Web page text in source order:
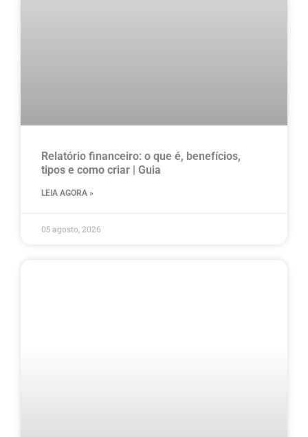
Relatório financeiro: o que é, benefícios,
tipos e como criar | Guia
LEIA AGORA »
05 agosto, 2026